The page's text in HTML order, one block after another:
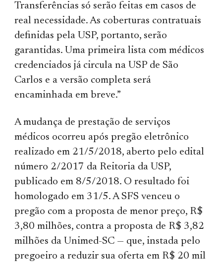
Transferências só serão feitas em casos de
real necessidade. As coberturas contratuais
definidas pela USP, portanto, serão
garantidas. Uma primeira lista com médicos
credenciados já circula na USP de São
Carlos e a versão completa será
encaminhada em breve.”
A mudança de prestação de serviços
médicos ocorreu após pregão eletrônico
realizado em 21/5/2018, aberto pelo edital
número 2/2017 da Reitoria da USP,
publicado em 8/5/2018. O resultado foi
homologado em 31/5. A SFS venceu o
pregão com a proposta de menor preço, R$
3,80 milhões, contra a proposta de R$ 3,82
milhões da Unimed-SC — que, instada pelo
pregoeiro a reduzir sua oferta em R$ 20 mil